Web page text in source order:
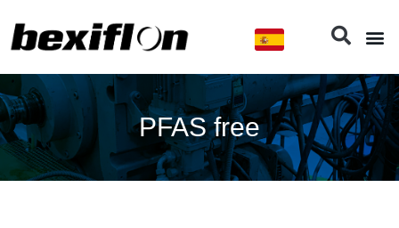
contenido
PFAS free